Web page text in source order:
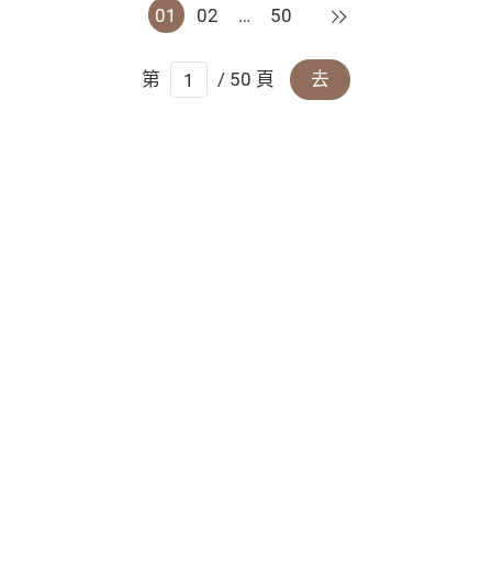
01 02 … 50 下一頁
第 / 50 頁 去